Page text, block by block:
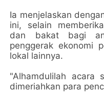
Ia menjelaskan
ini, selain
dan bakat bagi
penggerak ekonomi
lokal lainnya.
"Alhamdulilah acara
dimeriahkan para